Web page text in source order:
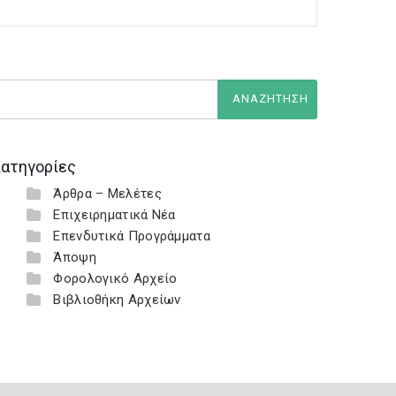
Άρθρα – Μελέτες
Επιχειρηματικά Νέα
Επενδυτικά Προγράμματα
Άποψη
Φορολογικό Αρχείο
Βιβλιοθήκη Αρχείων